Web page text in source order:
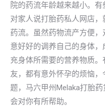
院的药流年龄越来越小。
对家人说打胎药私人网店
药流。虽然药物流产方便
意好好的调养自己的身体
充身体所需要的营养物质
友，都有意外怀孕的烦恼
题，马六甲州Melaka打胎
会对你有所帮助。